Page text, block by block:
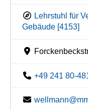
Lehrstuhl für
Gebäude [4153]
+49 241 80-